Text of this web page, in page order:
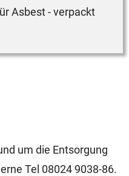
Asbest - verpackt
um die Entsorgung
Tel 08024 9038-86.